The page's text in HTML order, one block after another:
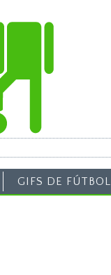
GIFS DE FÚTBOL